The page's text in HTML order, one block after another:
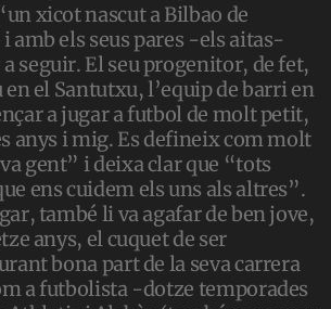
xicot nascut a Bilbao de
els seus pares -els aitas-
seguir. El seu progenitor, de fet,
el Santutxu, l’equip de barri en
a jugar a futbol de molt petit,
anys i mig. Es defineix com molt
gent” i deixa clar que “tots
ens cuidem els uns als altres”.
també li va agafar de ben jove,
anys, el cuquet de ser
bona part de la seva carrera
a futbolista -dotze temporades